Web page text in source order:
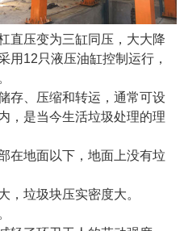
直压变为三缸同压，大大降
用12只液压油缸控制运行，
存、压缩和转运，通常可设
，是当今生活垃圾处理的理
在地面以下，地面上没有垃
垃圾块压实密度大。